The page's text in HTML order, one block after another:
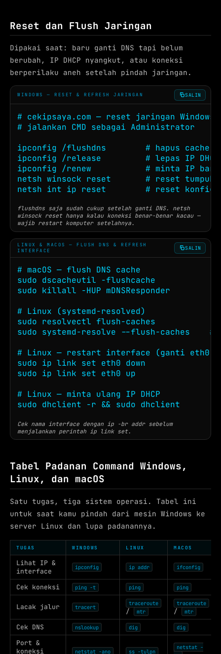
Reset dan Flush Jaringan
Dipakai saat: baru ganti DNS tapi belum
berubah, IP DHCP nyangkut, atau koneksi
berperilaku aneh setelah pindah jaringan.
WINDOWS — RESET & REFRESH JARINGAN SALIN
# cekipsaya.com — reset jaringan Windows
# jalankan CMD sebagai Administrator
ipconfig /flushdns        # hapus cache
ipconfig /release         # lepas IP
ipconfig /renew           # minta IP baru
netsh winsock reset       # reset
netsh int ip reset        # reset
flushdns saja sudah cukup setelah ganti DNS. netsh
winsock reset hanya kalau koneksi benar-benar kacau —
wajib restart komputer setelahnya.
LINUX & MACOS — FLUSH DNS & REFRESH
INTERFACE
SALIN
# macOS — flush DNS cache
sudo dscacheutil -flushcache
sudo killall -HUP mDNSResponder
# Linux (systemd-resolved)
sudo resolvectl flush-caches
sudo systemd-resolve --flush-caches    #
# Linux — restart interface (ganti eth0
sudo ip link set eth0 down
sudo ip link set eth0 up
# Linux — minta ulang IP DHCP
sudo dhclient -r && sudo dhclient
Cek nama interface dengan ip -br addr sebelum
menjalankan perintah ip link set.
Tabel Padanan Command Windows,
Linux, dan macOS
Satu tugas, tiga sistem operasi. Tabel ini
untuk saat kamu pindah dari mesin Windows ke
server Linux dan lupa padanannya.
TUGAS WINDOWS LINUX MACOS
Lihat IP &
interface
ipconfig ip addr ifconfig
Cek koneksi ping -t ping ping
Lacak jalur tracert
traceroute
/ mtr
traceroute
/ mtr
Cek DNS nslookup dig dig
Port &
koneksi
netstat -ano ss -tulpn
netstat -